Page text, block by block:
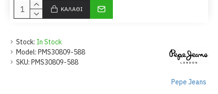
Stock: In Stock
Model: PMS30809-588
SKU: PMS30809-588
Pepe Jeans
ΚΑΛΆΘΙ